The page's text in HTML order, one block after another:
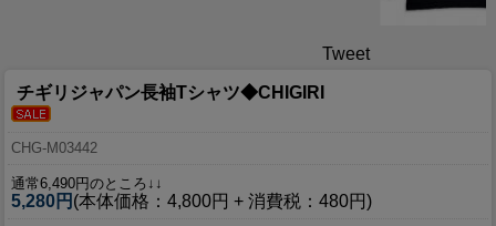
Tweet
チギリジャパン長袖Tシャツ◆CHIGIRI
CHG-M03442
通常6,490円のところ↓↓
5,280円 (本体価格：4,800円 + 消費税：480円)